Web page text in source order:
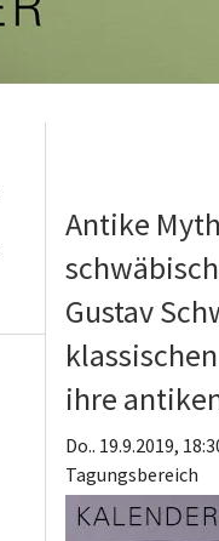
Antike
Gustav
ihre
Do.. 19.9.2019,
Tagungsbereich